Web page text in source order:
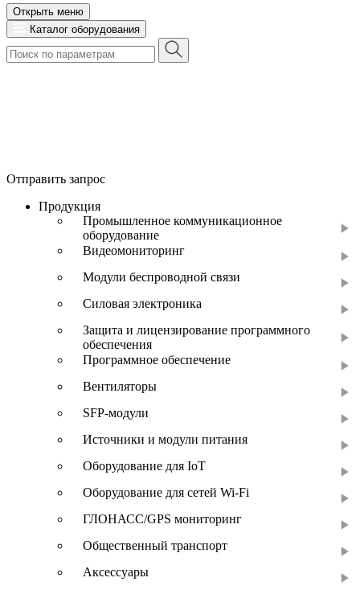
Открыть меню
Каталог оборудования
Отправить запрос
Продукция
Промышленное коммуникационное
оборудование
Видеомониторинг
Модули беспроводной связи
Силовая электроника
Защита и лицензирование программного
обеспечения
Программное обеспечение
Вентиляторы
SFP-модули
Источники и модули питания
Оборудование для IoT
Оборудование для сетей Wi-Fi
ГЛОНАСС/GPS мониторинг
Общественный транспорт
Аксессуары